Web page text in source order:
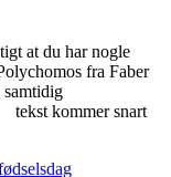
at du har nogle
fra Faber
samtidig
kommer snart